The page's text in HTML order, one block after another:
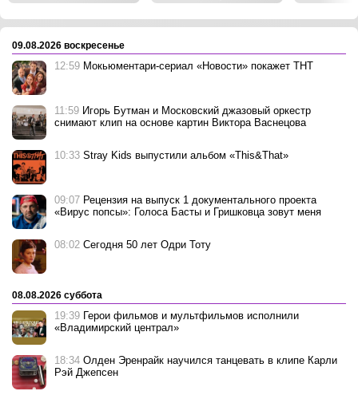
Виктора Васнецова
09.08.2026 воскресенье
12:59 Мокьюментари-сериал «Новости» покажет ТНТ
11:59 Игорь Бутман и Московский джазовый оркестр
снимают клип на основе картин Виктора Васнецова
10:33 Stray Kids выпустили альбом «This&That»
09:07 Рецензия на выпуск 1 документального проекта
«Вирус попсы»: Голоса Басты и Гришковца зовут меня
08:02 Сегодня 50 лет Одри Тоту
08.08.2026 суббота
19:39 Герои фильмов и мультфильмов исполнили
«Владимирский централ»
18:34 Олден Эренрайк научился танцевать в клипе Карли
Рэй Джепсен